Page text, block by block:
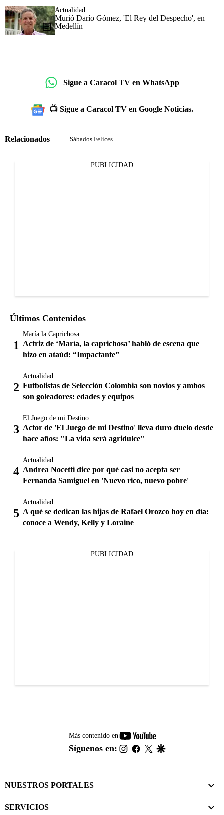
Actualidad
Murió Darío Gómez, 'El Rey del Despecho', en
Medellín
Sigue a Caracol TV en WhatsApp
📺 Sigue a Caracol TV en Google Noticias.
Relacionados Sábados Felices
PUBLICIDAD
Últimos Contenidos
María la Caprichosa
Actriz de ‘María, la caprichosa’ habló de escena que
hizo en ataúd: “Impactante”
Actualidad
Futbolistas de Selección Colombia son novios y ambos
son goleadores: edades y equipos
El Juego de mi Destino
Actor de 'El Juego de mi Destino' lleva duro duelo desde
hace años: "La vida será agridulce"
Actualidad
Andrea Nocetti dice por qué casi no acepta ser
Fernanda Samiguel en 'Nuevo rico, nuevo pobre'
Actualidad
A qué se dedican las hijas de Rafael Orozco hoy en día:
conoce a Wendy, Kelly y Loraine
PUBLICIDAD
Más contenido en
youtube-
footer
Síguenos en: instagram
facebook
twitter
NUESTROS PORTALES
SERVICIOS